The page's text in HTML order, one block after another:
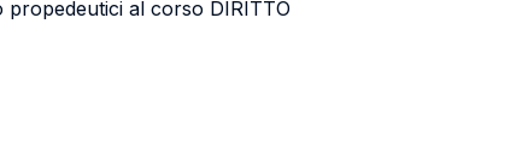
propedeutici al corso DIRITTO